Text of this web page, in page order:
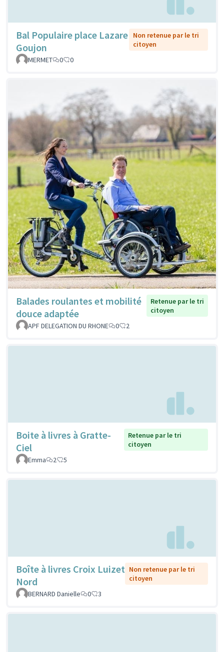
Bal Populaire place Lazare
Goujon
Non retenue par le tri
citoyen
MERMET
0 0
Balades roulantes et mobilité
douce adaptée
Retenue par le tri
citoyen
APF DELEGATION DU RHONE
0 2
Boite à livres à Gratte-
Ciel
Retenue par le tri
citoyen
Emma
2 5
Boîte à livres Croix Luizet
Nord
Non retenue par le tri
citoyen
BERNARD Danielle
0 3